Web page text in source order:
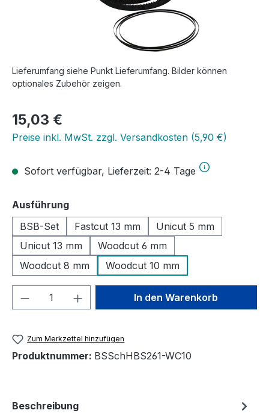
Lieferumfang siehe Punkt Lieferumfang. Bilder können
optionales Zubehör zeigen.
Regulärer Preis:
15,03 €
Preise inkl. MwSt. zzgl. Versandkosten (5,90 €)
Sofort verfügbar, Lieferzeit: 2-4 Tage
Ausführungauswählen
BSB-Set
Fastcut 13 mm
Unicut 5 mm
Unicut 13 mm
Woodcut 6 mm
Woodcut 8 mm
Woodcut 10 mm
Produkt Anzahl: Gib denIn den Warenkorb
Zum Merkzettel hinzufügen
Produktnummer: BSSchHBS261-WC10
Beschreibung